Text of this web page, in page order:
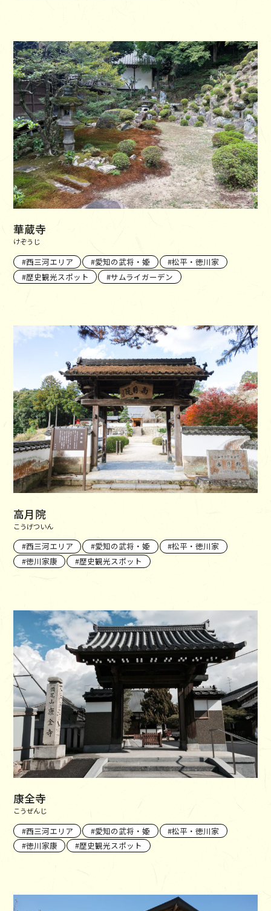
華蔵寺
けぞうじ
西三河エリア 愛知の武将・姫
松平・徳川家
歴史観光スポット
サムライガーデン
高月院
こうげついん
西三河エリア 愛知の武将・姫
松平・徳川家
徳川家康
歴史観光スポット
康全寺
こうぜんじ
西三河エリア 愛知の武将・姫
松平・徳川家
徳川家康
歴史観光スポット